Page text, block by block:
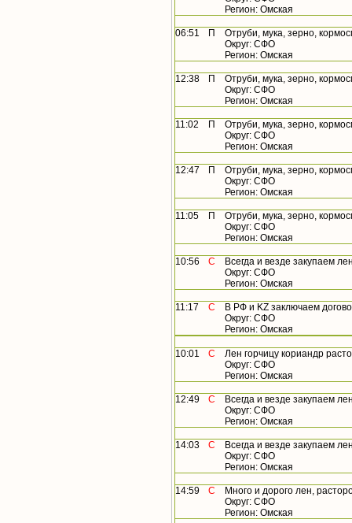
Регион: Омская
06:51 П Отруби, мука, зерно,
Округ: СФО
Регион: Омская
12:38 П Отруби, мука, зерно,
Округ: СФО
Регион: Омская
11:02 П Отруби, мука, зерно,
Округ: СФО
Регион: Омская
12:47 П Отруби, мука, зерно,
Округ: СФО
Регион: Омская
11:05 П Отруби, мука, зерно,
Округ: СФО
Регион: Омская
10:56 С
Всегда и везде закупаем
Округ: СФО
Регион: Омская
11:17 С
В РФ и KZ заключаем
Округ: СФО
Регион: Омская
10:01 С
Лен горчицу кориандр
Округ: СФО
Регион: Омская
12:49 С
Всегда и везде закупаем
Округ: СФО
Регион: Омская
14:03 С
Всегда и везде закупаем
Округ: СФО
Регион: Омская
14:59 С
Много и дорого лен,
Округ: СФО
Регион: Омская